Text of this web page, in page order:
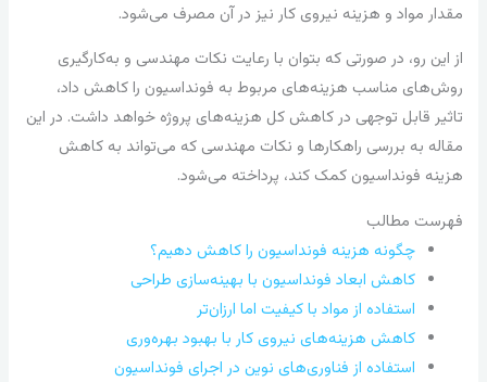
مقدار مواد و هزینه نیروی کار نیز در آن مصرف می‌شود.
از این رو، در صورتی که بتوان با رعایت نکات مهندسی و به‌کارگیری
روش‌های مناسب هزینه‌های مربوط به فونداسیون را کاهش داد،
تاثیر قابل توجهی در کاهش کل هزینه‌های پروژه خواهد داشت. در این
مقاله به بررسی راهکارها و نکات مهندسی که می‌تواند به کاهش
هزینه فونداسیون کمک کند، پرداخته می‌شود.
فهرست مطالب
چگونه هزینه فونداسیون را کاهش دهیم؟
کاهش ابعاد فونداسیون با بهینه‌سازی طراحی
استفاده از مواد با کیفیت اما ارزان‌تر
کاهش هزینه‌های نیروی کار با بهبود بهره‌وری
استفاده از فناوری‌های نوین در اجرای فونداسیون